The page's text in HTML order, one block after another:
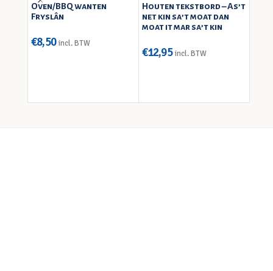
Oven/BBQ wanten
Fryslân
€8,50 incl. BTW
Houten tekstbord – As’t
net kin sa’t moat dan
moat it mar sa’t kin
€12,95 incl. BTW